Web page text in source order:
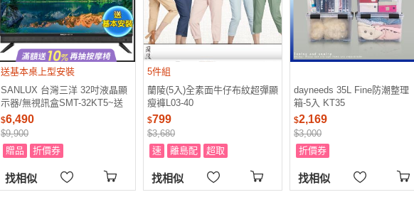
送基本桌上型安裝
SANLUX 台灣三洋 32吋液晶顯
示器/無視訊盒SMT-32KT5~送
基本安裝+舊機回收
$6,490
$9,900
贈品
折價券
找相似
5件組
蘭陵(5入)全素面牛仔布紋超彈顯
瘦褲L03-40
$799
$3,680
速
離島配 超取
找相似
dayneeds 35L Fine防潮整理
箱-5入 KT35
$2,169
$3,000
折價券
找相似